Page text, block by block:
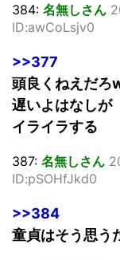
384: 名無しさん
ID:awCoLsjv0
>>377
頭良くねえだろ
遅いよはなしが
イライラする
387: 名無しさん
ID:pSOHfJkd0
>>384
童貞はそう思う